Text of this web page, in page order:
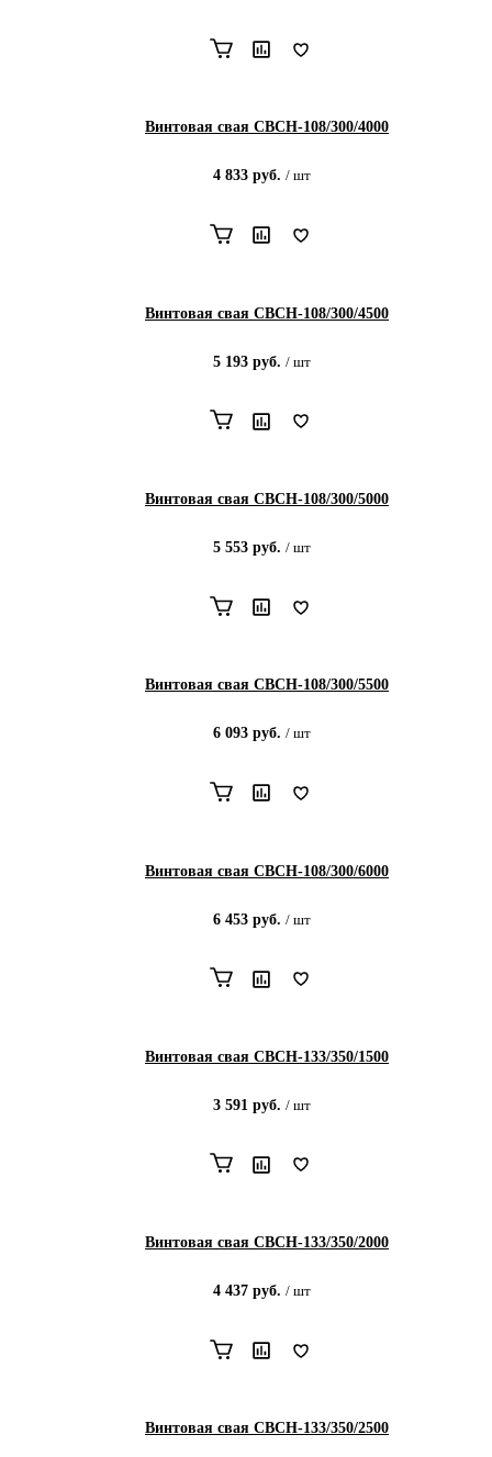
Винтовая свая СВСН-108/300/4000
4 833руб. / шт
Винтовая свая СВСН-108/300/4500
5 193руб. / шт
Винтовая свая СВСН-108/300/5000
5 553руб. / шт
Винтовая свая СВСН-108/300/5500
6 093руб. / шт
Винтовая свая СВСН-108/300/6000
6 453руб. / шт
Винтовая свая СВСН-133/350/1500
3 591 руб. / шт
Винтовая свая СВСН-133/350/2000
4 437руб. / шт
Винтовая свая СВСН-133/350/2500